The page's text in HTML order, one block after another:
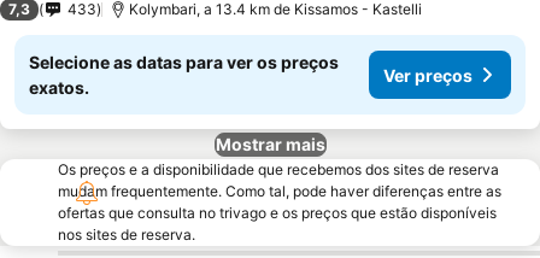
7,3 433 Kolymbari, a 13.4 km de Kissamos - Kastelli
Selecione as datas para ver os preços
exatos.
Ver preços
Mostrar mais
Os preços e a disponibilidade que recebemos dos sites de reserva
mudam frequentemente. Como tal, pode haver diferenças entre as
ofertas que consulta no trivago e os preços que estão disponíveis
nos sites de reserva.